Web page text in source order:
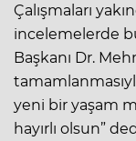
Çalışmaları
incelemelerde
Başkanı Dr.
yeni bir yaşam
hayırlı olsun”